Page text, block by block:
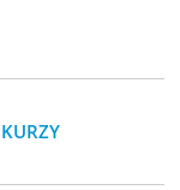
KURZY